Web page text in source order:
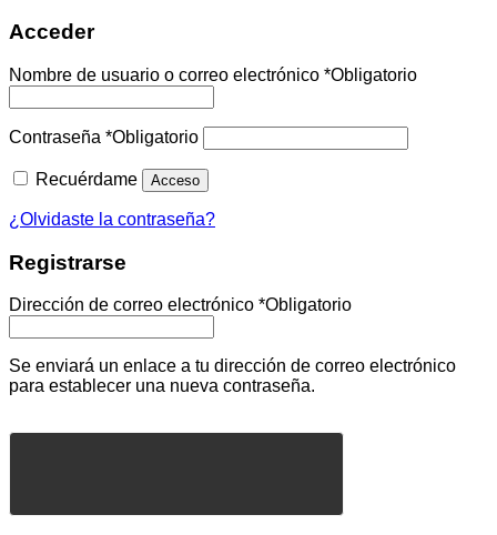
Acceder
Nombre de usuario o correo electrónico *Obligatorio
Contraseña *Obligatorio
Recuérdame Acceso
¿Olvidaste la contraseña?
Registrarse
Dirección de correo electrónico *Obligatorio
Se enviará un enlace a tu dirección de correo electrónico
para establecer una nueva contraseña.